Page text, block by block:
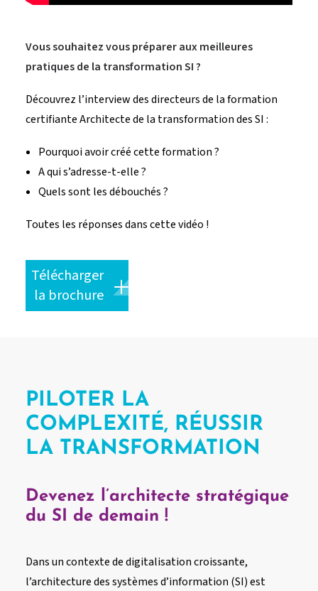
Vous souhaitez vous préparer aux meilleures
pratiques de la transformation SI ?
Découvrez l’interview des directeurs de la formation
certifiante Architecte de la transformation des SI :
Pourquoi avoir créé cette formation ?
A qui s’adresse-t-elle ?
Quels sont les débouchés ?
Toutes les réponses dans cette vidéo !
Télécharger
la brochure
PILOTER LA
COMPLEXITÉ, RÉUSSIR
LA TRANSFORMATION
Devenez l’architecte stratégique
du SI de demain !
Dans un contexte de digitalisation croissante,
l’architecture des systèmes d’information (SI) est